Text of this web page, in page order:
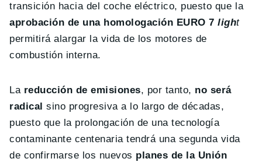
transición hacia del coche eléctrico, puesto que la
aprobación de una homologación EURO 7light
permitirá alargar la vida de los motores de
combustión interna.
La reducción de emisiones, por tanto, no será
radical sino progresiva a lo largo de décadas,
puesto que la prolongación de una tecnología
contaminante centenaria tendrá una segunda vida
de confirmarse los nuevos planes de la Unión